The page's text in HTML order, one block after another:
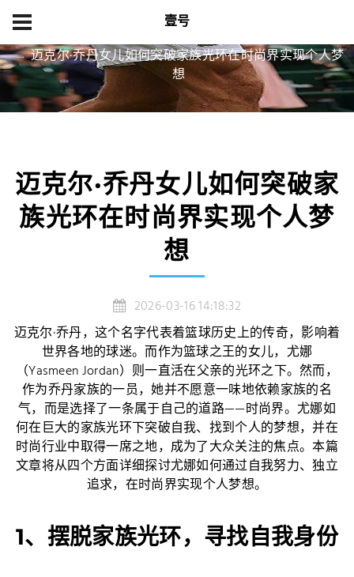
壹号
迈克尔·乔丹女儿如何突破家族光环在时尚界实现个人梦
想
迈克尔·乔丹女儿如何突破家
族光环在时尚界实现个人梦
想
2026-03-16 14:18:32
迈克尔·乔丹，这个名字代表着篮球历史上的传奇，影响着
世界各地的球迷。而作为篮球之王的女儿，尤娜
（Yasmeen Jordan）则一直活在父亲的光环之下。然而，
作为乔丹家族的一员，她并不愿意一味地依赖家族的名
气，而是选择了一条属于自己的道路——时尚界。尤娜如
何在巨大的家族光环下突破自我、找到个人的梦想，并在
时尚行业中取得一席之地，成为了大众关注的焦点。本篇
文章将从四个方面详细探讨尤娜如何通过自我努力、独立
追求，在时尚界实现个人梦想。
1、摆脱家族光环，寻找自我身份